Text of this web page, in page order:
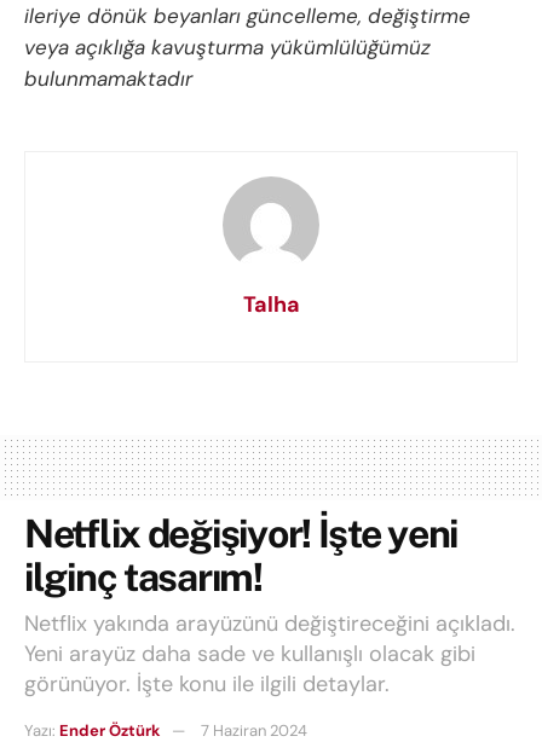
ileriye dönük beyanları güncelleme, değiştirme
veya açıklığa kavuşturma yükümlülüğümüz
bulunmamaktadır
Talha
Netflix değişiyor! İşte yeni
ilginç tasarım!
Netflix yakında arayüzünü değiştireceğini açıkladı.
Yeni arayüz daha sade ve kullanışlı olacak gibi
görünüyor. İşte konu ile ilgili detaylar.
Yazı: Ender Öztürk
7 Haziran 2024